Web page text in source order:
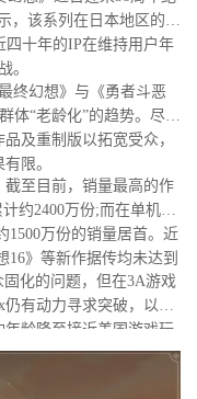
，该系列在日本地区的粉
四十年的IP在维持用户年
。
幻想》与《勇者斗恶
体“老龄化”的趋势。尽管
及重制版以拓宽受众，
限。
至目前，销量最高的作
约2400万份;而在单机作
1500万份的销量居首。近
》等新作据传均未达到
化的问题，但在3A游戏
仍有动力寻求突破，以吸
龄降至接近美国游戏玩
未来的目标之一。